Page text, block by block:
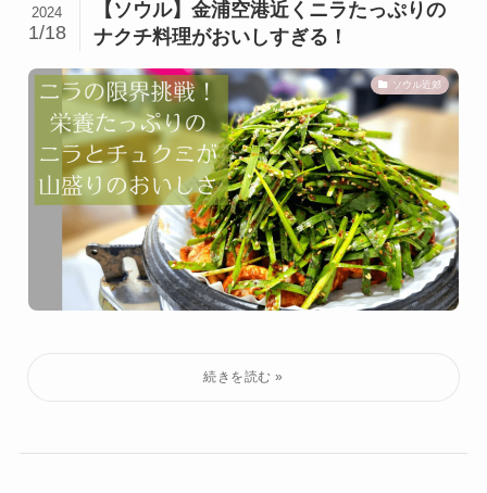
【ソウル】金浦空港近くニラたっぷりの
ナクチ料理がおいしすぎる！
2024
1/18
ソウル近郊